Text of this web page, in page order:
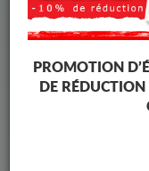
Cache Sous Moteur
Cache Sous
Marques
PROMOTION
DE